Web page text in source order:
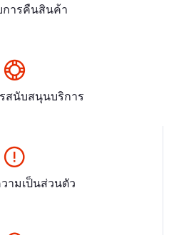
การคืนสินค้า
สนับสนุนบริการ
ามเป็นส่วนตัว